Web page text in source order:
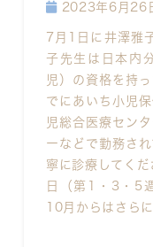
2023年6月26
7月1日に井澤雅
子先生は日本内
児）の資格を持
でにあいち小児
児総合医療セン
ーなどで勤務さ
寧に診療してく
日（第1・3・5
10月からはさら